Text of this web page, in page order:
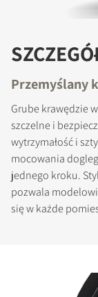
Przemyślany
Grube krawędzie
szczelne i
wytrzymałość i
mocowania
jednego kroku.
pozwala
się w każde